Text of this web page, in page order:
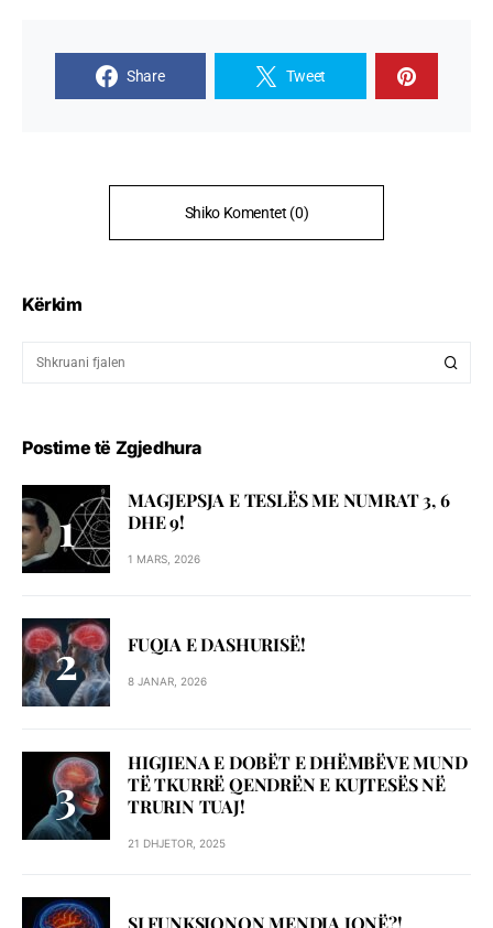
Share Tweet
Shiko Komentet (0)
Kërkim
Postime të Zgjedhura
MAGJEPSJA E TESLËS ME NUMRAT 3, 6
DHE 9!
1 MARS, 2026
FUQIA E DASHURISË!
8 JANAR, 2026
HIGJIENA E DOBËT E DHËMBËVE MUND
TË TKURRË QENDRËN E KUJTESËS NË
TRURIN TUAJ!
21 DHJETOR, 2025
SI FUNKSIONON MENDJA JONË?!